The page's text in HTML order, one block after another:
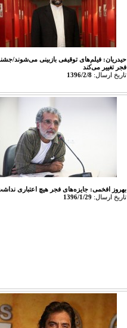
حیدریان: فیلم‌های توقیفی بازبینی می‌شوند/
فجر تغییر می‌کند
تاريخ ارسال: 1396/2/8
بهروز افخمی: جایزه‌های فجر هیچ اعتباری
تاريخ ارسال: 1396/1/29